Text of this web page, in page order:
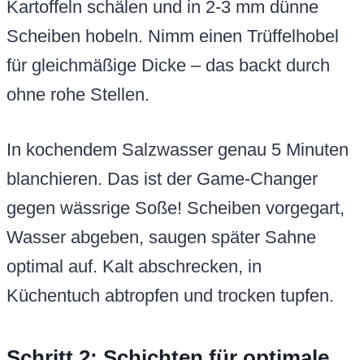
Kartoffeln schälen und in 2-3 mm dünne
Scheiben hobeln. Nimm einen Trüffelhobel
für gleichmäßige Dicke – das backt durch
ohne rohe Stellen.
In kochendem Salzwasser genau 5 Minuten
blanchieren. Das ist der Game-Changer
gegen wässrige Soße! Scheiben vorgegart,
Wasser abgeben, saugen später Sahne
optimal auf. Kalt abschrecken, in
Küchentuch abtropfen und trocken tupfen.